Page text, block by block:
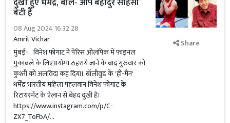
बेटी हैं
08 Aug 2024 16:32:28
Amrit Vichar
मुंबई। विनेश फोगाट ने पेरिस ओलंपिक में फाइनल
मुकाबले के लिएअयोग्य ठहराये जाने के बाद गुरुवार को
कुश्ती को अलविदा कह दिया। बॉलीवुड के 'ही-मैन'
धर्मेंद्र भारतीय महिला पहलवान विनेश फोगाट के
रिटायरमेंट के ऐलान से बेहद दुखी हैं।
https://www.instagram.com/p/C-
ZX7_ToFbA/...
Share